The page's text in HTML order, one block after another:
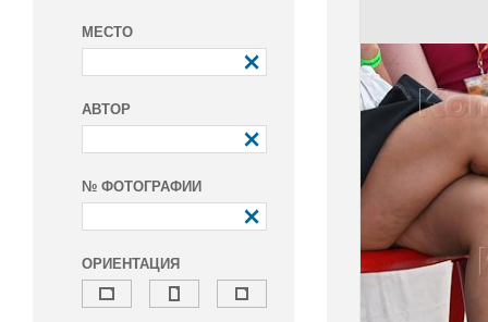
МЕСТО
АВТОР
№ ФОТОГРАФИИ
ОРИЕНТАЦИЯ